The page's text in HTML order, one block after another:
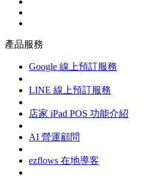
產品服務
Google 線上預訂服務
LINE 線上預訂服務
店家 iPad POS 功能介紹
AI 營運顧問
ezflows 在地導客